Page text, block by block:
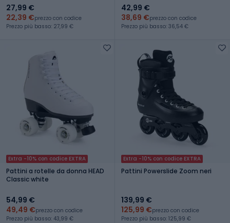
27,99 €
22,39 €prezzo con codice
Prezzo più basso: 27,99 €
42,99 €
38,69 €prezzo con codice
Prezzo più basso: 36,54 €
Extra -10% con codice EXTRA
Pattini a rotelle da donna HEAD
Classic white
54,99 €
49,49 €prezzo con codice
Prezzo più basso: 43,99 €
Extra -10% con codice EXTRA
Pattini Powerslide Zoom neri
139,99 €
125,99 €prezzo con codice
Prezzo più basso: 125,99 €